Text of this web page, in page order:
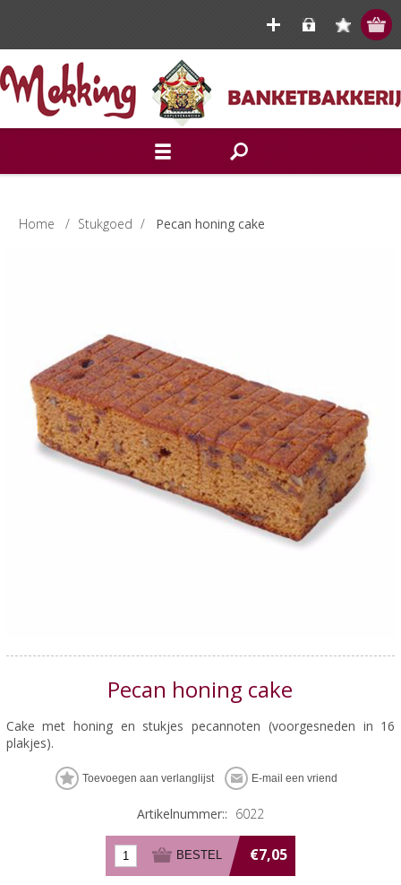
Home / Stukgoed / Pecan honing cake
Pecan honing cake
Cake met honing en stukjes pecannoten (voorgesneden in 16
plakjes).
Artikelnummer:: 6022
€7,05